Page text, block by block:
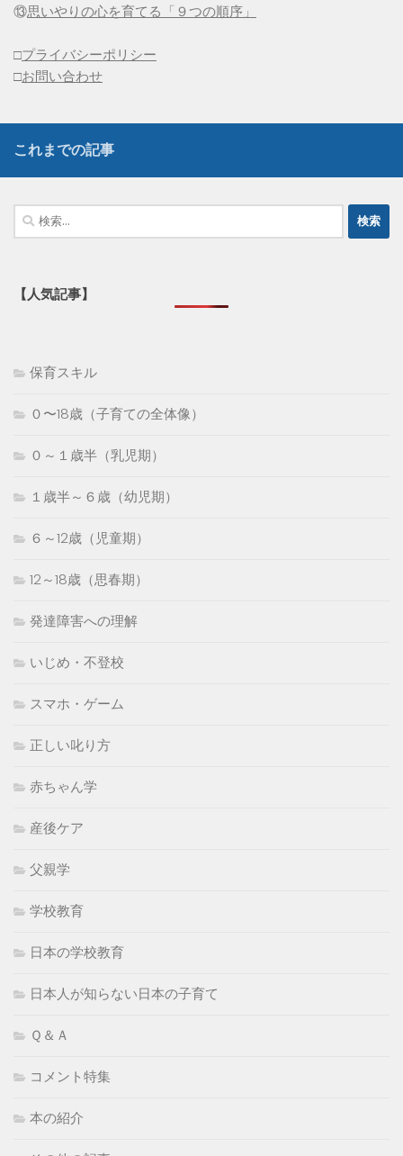
⑬思いやりの心を育てる「９つの順序」
□プライバシーポリシー
□お問い合わせ
これまでの記事
検
索:
【人気記事】
保育スキル
０〜18歳（子育ての全体像）
０～１歳半（乳児期）
１歳半～６歳（幼児期）
６～12歳（児童期）
12～18歳（思春期）
発達障害への理解
いじめ・不登校
スマホ・ゲーム
正しい叱り方
赤ちゃん学
産後ケア
父親学
学校教育
日本の学校教育
日本人が知らない日本の子育て
Ｑ＆Ａ
コメント特集
本の紹介